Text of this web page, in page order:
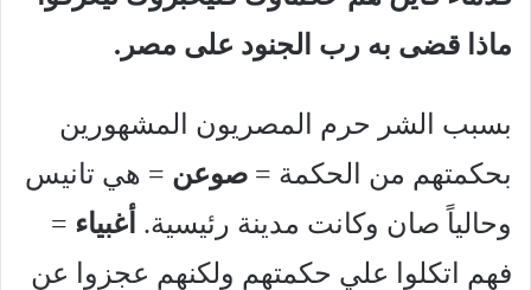
ماذا قضى به رب الجنود على مصر.
بسبب الشر حرم المصريون المشهورين
بحكمتهم من الحكمة = صوعن = هي تانيس
وحالياً صان وكانت مدينة رئيسية. أغبياء =
فهم اتكلوا علي حكمتهم ولكنهم عجزوا عن